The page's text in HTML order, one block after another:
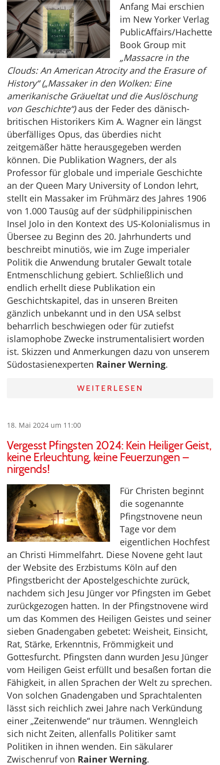
Anfang Mai erschien
im New Yorker Verlag
PublicAffairs/Hachette
Book Group mit
„Massacre in the
Clouds: An American Atrocity and the Erasure of
History“ („Massaker in den Wolken: Eine
amerikanische Gräueltat und die Auslöschung
von Geschichte“)aus der Feder des dänisch-
britischen Historikers Kim A. Wagner ein längst
überfälliges Opus, das überdies nicht
zeitgemäßer hätte herausgegeben werden
können. Die Publikation Wagners, der als
Professor für globale und imperiale Geschichte
an der Queen Mary University of London lehrt,
stellt ein Massaker im Frühmärz des Jahres 1906
von 1.000 Tausūg auf der südphilippinischen
Insel Jolo in den Kontext des US-Kolonialismus in
Übersee zu Beginn des 20. Jahrhunderts und
beschreibt minutiös, wie im Zuge imperialer
Politik die Anwendung brutaler Gewalt totale
Entmenschlichung gebiert. Schließlich und
endlich erhellt diese Publikation ein
Geschichtskapitel, das in unseren Breiten
gänzlich unbekannt und in den USA selbst
beharrlich beschwiegen oder für zutiefst
islamophobe Zwecke instrumentalisiert worden
ist. Skizzen und Anmerkungen dazu von unserem
Südostasienexperten Rainer Werning.
WEITERLESEN
18. Mai 2024 um 11:00
Vergesst Pfingsten 2024: Kein Heiliger Geist,
keine Erleuchtung, keine Feuerzungen –
nirgends!
Für Christen beginnt
die sogenannte
Pfingstnovene neun
Tage vor dem
eigentlichen Hochfest
an Christi Himmelfahrt. Diese Novene geht laut
der Website des Erzbistums Köln auf den
Pfingstbericht der Apostelgeschichte zurück,
nachdem sich Jesu Jünger vor Pfingsten im Gebet
zurückgezogen hatten. In der Pfingstnovene wird
um das Kommen des Heiligen Geistes und seiner
sieben Gnadengaben gebetet: Weisheit, Einsicht,
Rat, Stärke, Erkenntnis, Frömmigkeit und
Gottesfurcht. Pfingsten dann wurden Jesu Jünger
vom Heiligen Geist erfüllt und besaßen fortan die
Fähigkeit, in allen Sprachen der Welt zu sprechen.
Von solchen Gnadengaben und Sprachtalenten
lässt sich reichlich zwei Jahre nach Verkündung
einer „Zeitenwende“ nur träumen. Wenngleich
sich nicht Zeiten, allenfalls Politiker samt
Politiken in ihnen wenden. Ein säkularer
Zwischenruf von Rainer Werning.